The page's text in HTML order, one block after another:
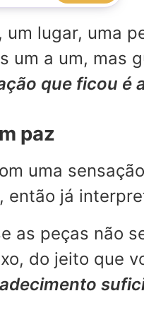
lugar, uma
um a um, mas
que ficou
paz
uma
então já
as peças não
do jeito que